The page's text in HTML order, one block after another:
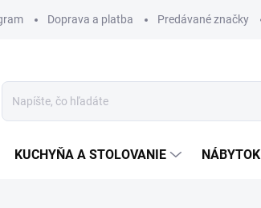
Doprava a platba Predávané značky
KUCHYŇA A STOLOVANIE NÁBYTOK